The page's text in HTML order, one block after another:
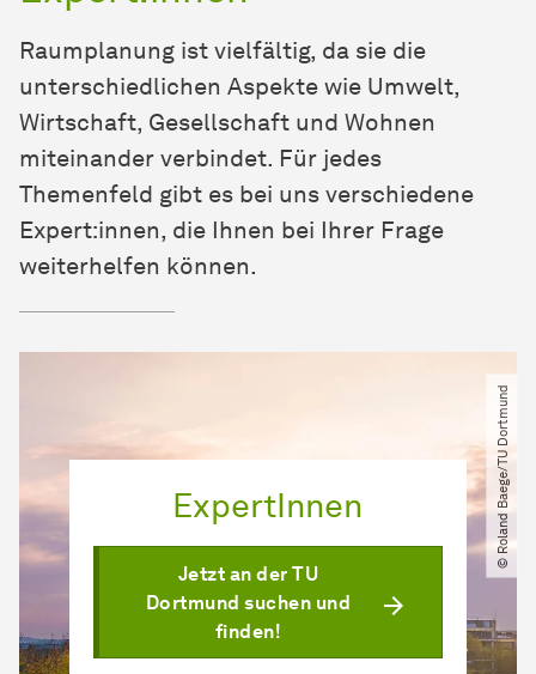
Raumplanung ist vielfältig, da sie die
unterschiedlichen Aspekte wie Umwelt,
Wirtschaft, Gesellschaft und Wohnen
miteinander verbindet. Für jedes
Themenfeld gibt es bei uns verschiedene
Expert:innen, die Ihnen bei Ihrer Frage
weiterhelfen können.
ExpertInnen
Jetzt an der TU
Dortmund suchen und
finden!
© Roland Baege​/​TU Dortmund